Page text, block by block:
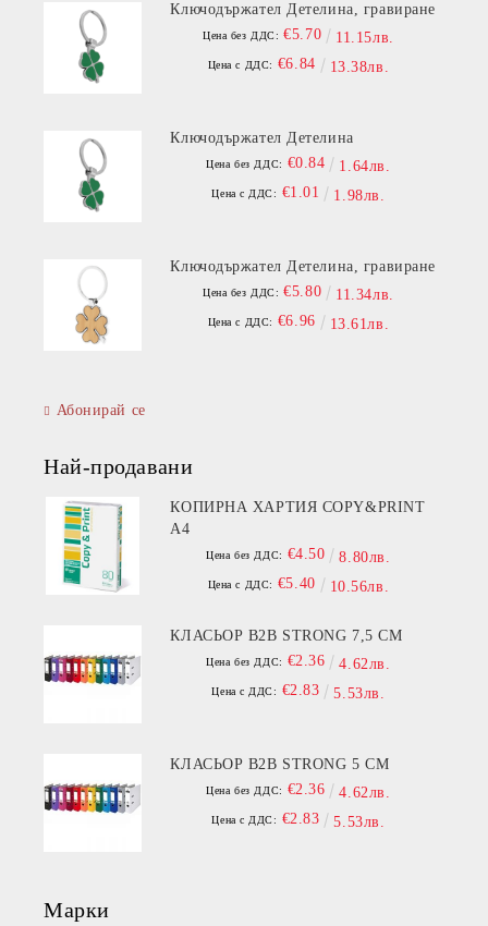
Ключодържател Детелина, гравиране
Цена без ДДС: €5.70 11.15лв.
Цена с ДДС: €6.84 13.38лв.
Ключодържател Детелина
Цена без ДДС: €0.84 1.64лв.
Цена с ДДС: €1.01 1.98лв.
Ключодържател Детелина, гравиране
Цена без ДДС: €5.80 11.34лв.
Цена с ДДС: €6.96 13.61лв.
Абонирай се
Най-продавани
КОПИРНА ХАРТИЯ COPY&PRINT
A4
Цена без ДДС: €4.50 8.80лв.
Цена с ДДС: €5.40 10.56лв.
КЛАСЬОР B2B STRONG 7,5 СМ
Цена без ДДС: €2.36 4.62лв.
Цена с ДДС: €2.83 5.53лв.
КЛАСЬОР B2B STRONG 5 СМ
Цена без ДДС: €2.36 4.62лв.
Цена с ДДС: €2.83 5.53лв.
Марки